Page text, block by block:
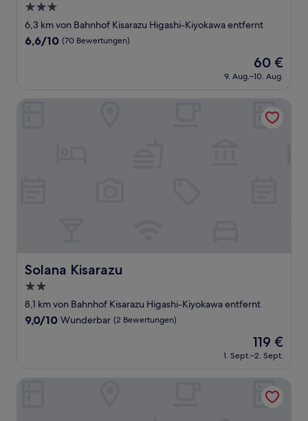
3.0-
Sterne-
Unterkunft
6,3 km von Bahnhof Kisarazu Higashi-Kiyokawa entfernt
6.6
6,6/10 (70 Bewertungen)
Der
Preis
beträgt
60 €
9. Aug.–10. Aug.
Solana Kisarazu
Solana Kisarazu
2.0-
Sterne-
Unterkunft
8,1 km von Bahnhof Kisarazu Higashi-Kiyokawa entfernt
9.0
Bewertungen)
9,0/10 Wunderbar (2 Bewertungen)
Der
Preis
beträgt
119 €
1. Sept.–2. Sept.